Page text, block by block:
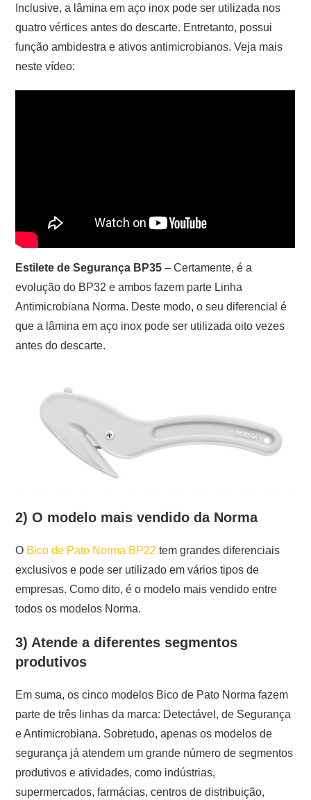
Inclusive, a lâmina em aço inox pode ser utilizada nos
quatro vértices antes do descarte. Entretanto, possui
função ambidestra e ativos antimicrobianos. Veja mais
neste vídeo:
Estilete de Segurança BP35 – Certamente, é a
evolução do BP32 e ambos fazem parte Linha
Antimicrobiana Norma. Deste modo, o seu diferencial é
que a lâmina em aço inox pode ser utilizada oito vezes
antes do descarte.
2) O modelo mais vendido da Norma
O Bico de Pato Norma BP22 tem grandes diferenciais
exclusivos e pode ser utilizado em vários tipos de
empresas. Como dito, é o modelo mais vendido entre
todos os modelos Norma.
3) Atende a diferentes segmentos
produtivos
Em suma, os cinco modelos Bico de Pato Norma fazem
parte de três linhas da marca: Detectável, de Segurança
e Antimicrobiana. Sobretudo, apenas os modelos de
segurança já atendem um grande número de segmentos
produtivos e atividades, como indústrias,
supermercados, farmácias, centros de distribuição,